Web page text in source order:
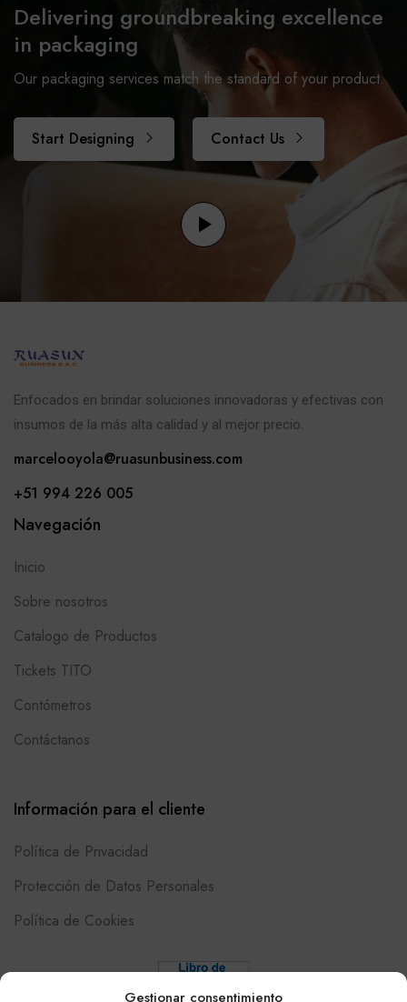
Gestionar consentimiento
Delivering groundbreaking excellence
in packaging
Our packaging services match the standard of your product.
Start Designing Contact Us
Enfocados en brindar soluciones innovadoras y efectivas con
insumos de la más alta calidad y al mejor precio.
marcelooyola@ruasunbusiness.com
+51 994 226 005
Navegación
Inicio
Sobre nosotros
Catalogo de Productos
Tickets TITO
Contómetros
Contáctanos
Información para el cliente
Política de Privacidad
Protección de Datos Personales
Política de Cookies